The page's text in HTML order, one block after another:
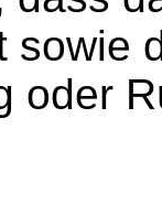
sowie
oder